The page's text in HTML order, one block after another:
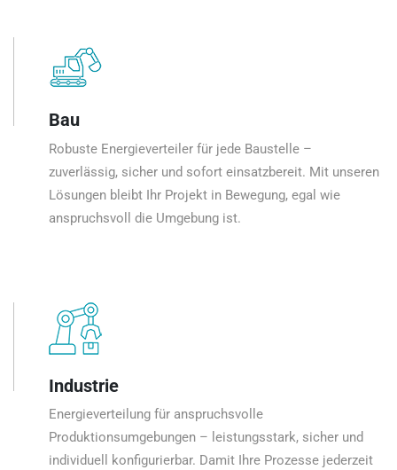
Bau
Robuste Energieverteiler für jede Baustelle –
zuverlässig, sicher und sofort einsatzbereit. Mit unseren
Lösungen bleibt Ihr Projekt in Bewegung, egal wie
anspruchsvoll die Umgebung ist.
Industrie
Energieverteilung für anspruchsvolle
Produktionsumgebungen – leistungsstark, sicher und
individuell konfigurierbar. Damit Ihre Prozesse jederzeit